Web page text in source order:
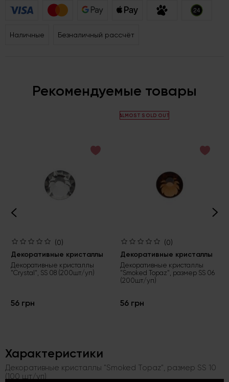
Наличные Безналичный рассчёт
Рекомендуемые товары
(0)
Декоративные кристаллы
Декоративные кристаллы
"Crystal", SS 08 (200шт/уп)
56 грн
ALMOST SOLD OUT
(0)
Декоративные кристаллы
Декоративные кристаллы
"Smoked Topaz", размер SS 06
(200шт/уп)
56 грн
Характеристики
Декоративные кристаллы "Smoked Topaz", размер SS 10
(100 шт/уп)